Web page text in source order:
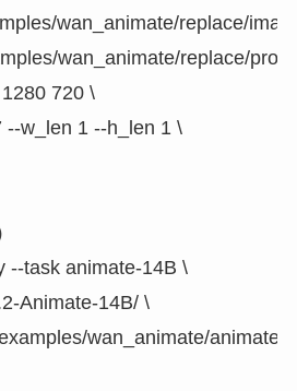
wan_animate/replace/
wan_animate/replace/
1280 720 \
--w_len 1 --h_len 1 \
--task animate-14B \
Animate-14B/ \
examples/wan_animate/animate/